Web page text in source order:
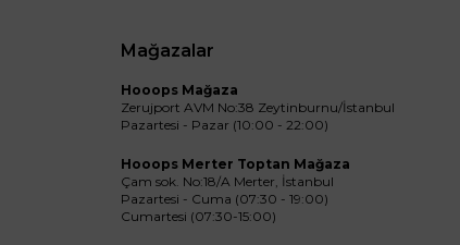
Mağazalar
Hooops Mağaza
Zerujport AVM No:38 Zeytinburnu/İstanbul
Pazartesi - Pazar (10:00 - 22:00)
Hooops Merter Toptan Mağaza
Çam sok. No:18/A Merter, İstanbul
Pazartesi - Cuma (07:30 - 19:00)
Cumartesi (07:30-15:00)